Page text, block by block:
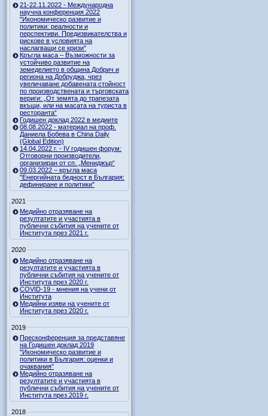
21-22.11.2022 - Международна
научна конференция 2022
"Икономическо развитие и
политики: реалности и
перспективи. Предизвикателства и
рискове в условията на
наслагващи се кризи"
Кръгла маса – Възможности за
устойчиво развитие на
земеделието в община Добрич и
региона на Добруджа, чрез
увеличаване добавената стойност
по производствената и търговската
вериги: „От земята до трапезата
вкъщи, или на масата на туриста в
ресторанта“
Годишен доклад 2022 в медиите
08.08.2022 - материал на проф.
Даниела Бобева в China Daily
(Global Edition)
14.04.2022 г. - IV годишен форум:
Отговорни производители,
организиран от сп. „Мениджър“
09.03.2022 – кръгла маса
"Енергийната бедност в България:
дефиниране и политики"
2021
Медийно отразяване на
резултатите и участията в
публични събития на учените от
Института през 2021 г.
2020
Медийно отразяване на
резултатите и участията в
публични събития на учените от
Института през 2020 г.
COVID-19 - мнения на учени от
Института
Медийни изяви на учените от
Института през 2020 г.
2019
Пресконференция за представяне
на Годишен доклад 2019
"Икономическо развитие и
политики в България: оценки и
очаквания"
Медийно отразяване на
резултатите и участията в
публични събития на учените от
Института през 2019 г.
2018